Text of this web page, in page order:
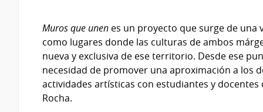
Muros que unen es un proyecto que surge de
como lugares donde las culturas de ambos
nueva y exclusiva de ese territorio. Desde ese
necesidad de promover una aproximación a los
actividades artísticas con estudiantes y
Rocha.